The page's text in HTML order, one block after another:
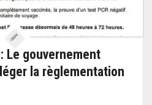
Le gouvernement
la règlementation